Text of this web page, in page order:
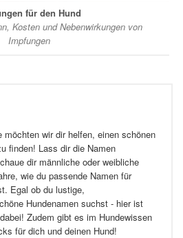
für den Hund
Kosten und Nebenwirkungen von
Impfungen
möchten wir dir helfen, einen schönen
finden! Lass dir die Namen
dir männliche oder weibliche
wie du passende Namen für
Egal ob du lustige,
Hundenamen suchst - hier ist
Zudem gibt es im Hundewissen
für dich und deinen Hund!